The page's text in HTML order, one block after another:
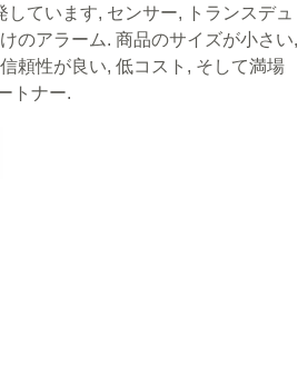
ています, センサー, トランスデュ
のアラーム. 商品のサイズが小さい,
頼性が良い, 低コスト, そして満場
トナー.